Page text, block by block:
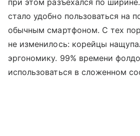
стало удобно пользоваться на
обычным смартфоном. С тех
не изменилось: корейцы
эргономику. 99% времени
использоваться в сложенном